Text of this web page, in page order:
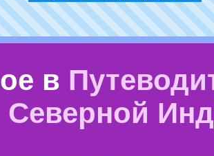
в
Северной